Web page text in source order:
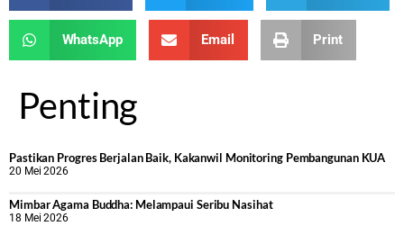
WhatsApp Email Print
Penting
Pastikan Progres Berjalan Baik, Kakanwil Monitoring Pembangunan KUA
20 Mei 2026
Mimbar Agama Buddha: Melampaui Seribu Nasihat
18 Mei 2026